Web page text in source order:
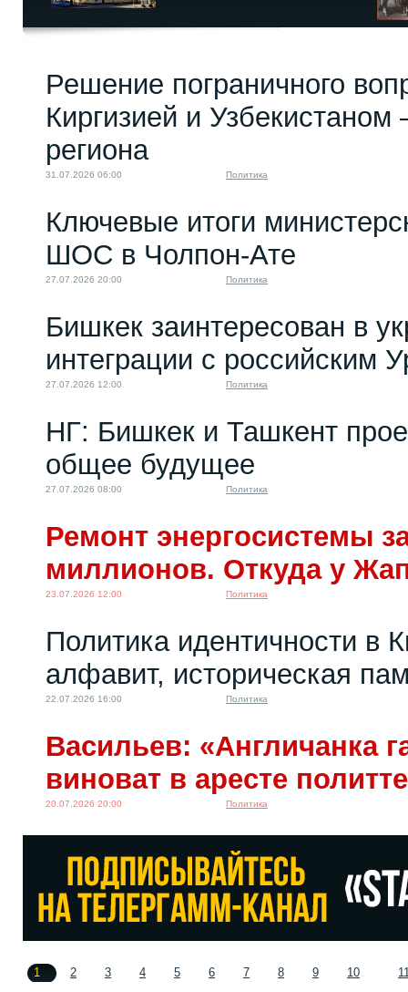
Решение пограничного
Киргизией и Узбекистаном
региона
31.07.2026 06:00 Политика
Ключевые итоги
ШОС в Чолпон-Ате
27.07.2026 20:00 Политика
Бишкек заинтересован в
интеграции с российским
27.07.2026 12:00 Политика
НГ: Бишкек и Ташкент
общее будущее
27.07.2026 08:00 Политика
Ремонт энергосистемы
миллионов. Откуда у
23.07.2026 12:00 Политика
Политика идентичности в
алфавит, историческая
22.07.2026 16:00 Политика
Васильев: «Англичанка
виноват в аресте
20.07.2026 20:00 Политика
1 2 3 4 5 6 7 8 9 10